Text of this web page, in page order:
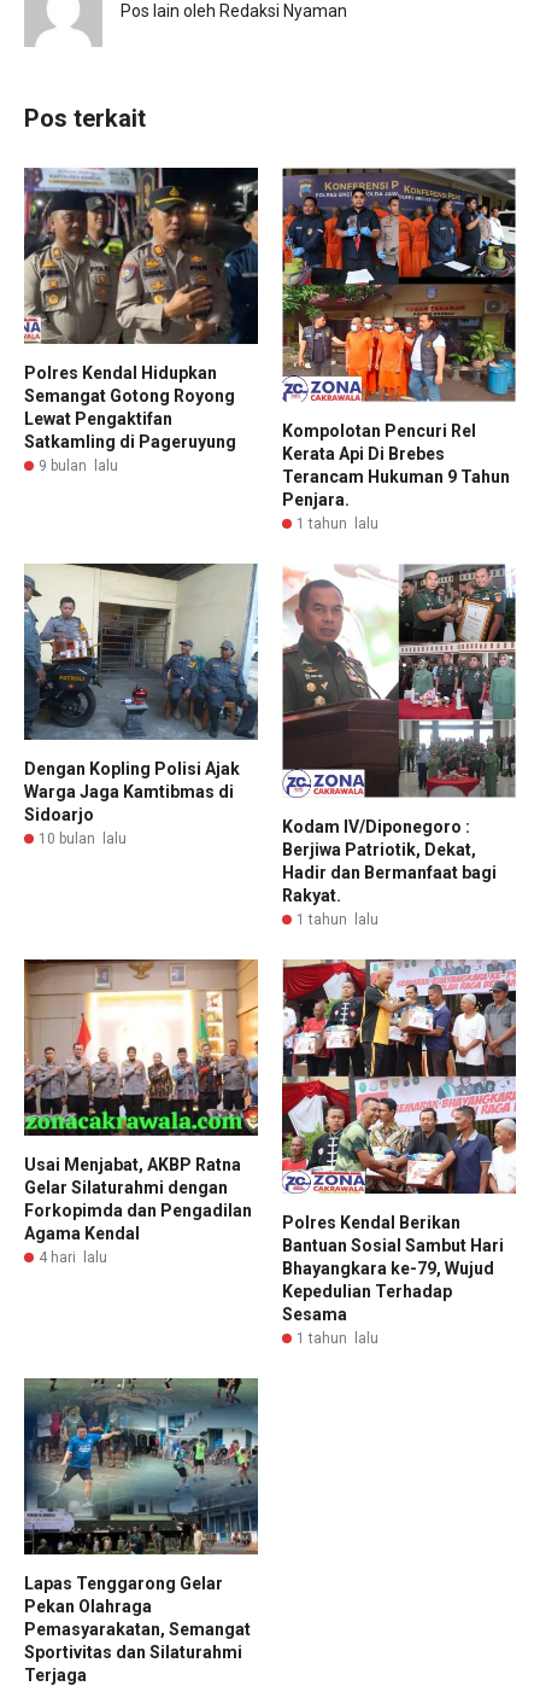
Pos lain oleh Redaksi Nyaman
Pos terkait
Polres Kendal Hidupkan
Semangat Gotong Royong
Lewat Pengaktifan
Satkamling di Pageruyung
9 bulan lalu
Kompolotan Pencuri Rel
Kerata Api Di Brebes
Terancam Hukuman 9 Tahun
Penjara.
1 tahun lalu
Dengan Kopling Polisi Ajak
Warga Jaga Kamtibmas di
Sidoarjo
10 bulan lalu
Kodam IV/Diponegoro :
Berjiwa Patriotik, Dekat,
Hadir dan Bermanfaat bagi
Rakyat.
1 tahun lalu
Usai Menjabat, AKBP Ratna
Gelar Silaturahmi dengan
Forkopimda dan Pengadilan
Agama Kendal
4 hari lalu
Polres Kendal Berikan
Bantuan Sosial Sambut Hari
Bhayangkara ke-79, Wujud
Kepedulian Terhadap
Sesama
1 tahun lalu
Lapas Tenggarong Gelar
Pekan Olahraga
Pemasyarakatan, Semangat
Sportivitas dan Silaturahmi
Terjaga